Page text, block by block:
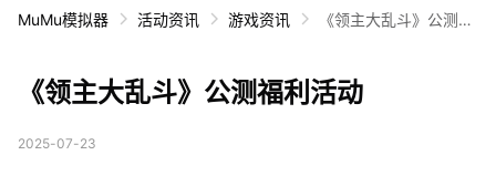
MuMu模拟器 活动资讯 游戏资讯
《领主大乱斗》公测福
《领主大乱斗》公测福利活动
2025-07-23